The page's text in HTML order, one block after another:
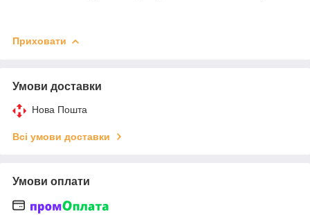
Приховати
Умови доставки
Нова Пошта
Всі умови доставки
Умови оплати